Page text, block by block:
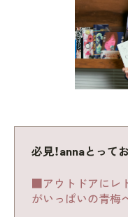
必見！annaとって
■アウトドアにレ
がいっぱいの青梅